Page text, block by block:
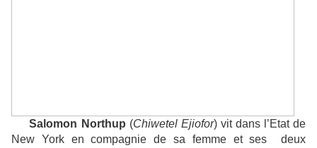
Salomon Northup (Chiwetel Ejiofor) vit dans l’Etat de
New York en compagnie de sa femme et ses deux